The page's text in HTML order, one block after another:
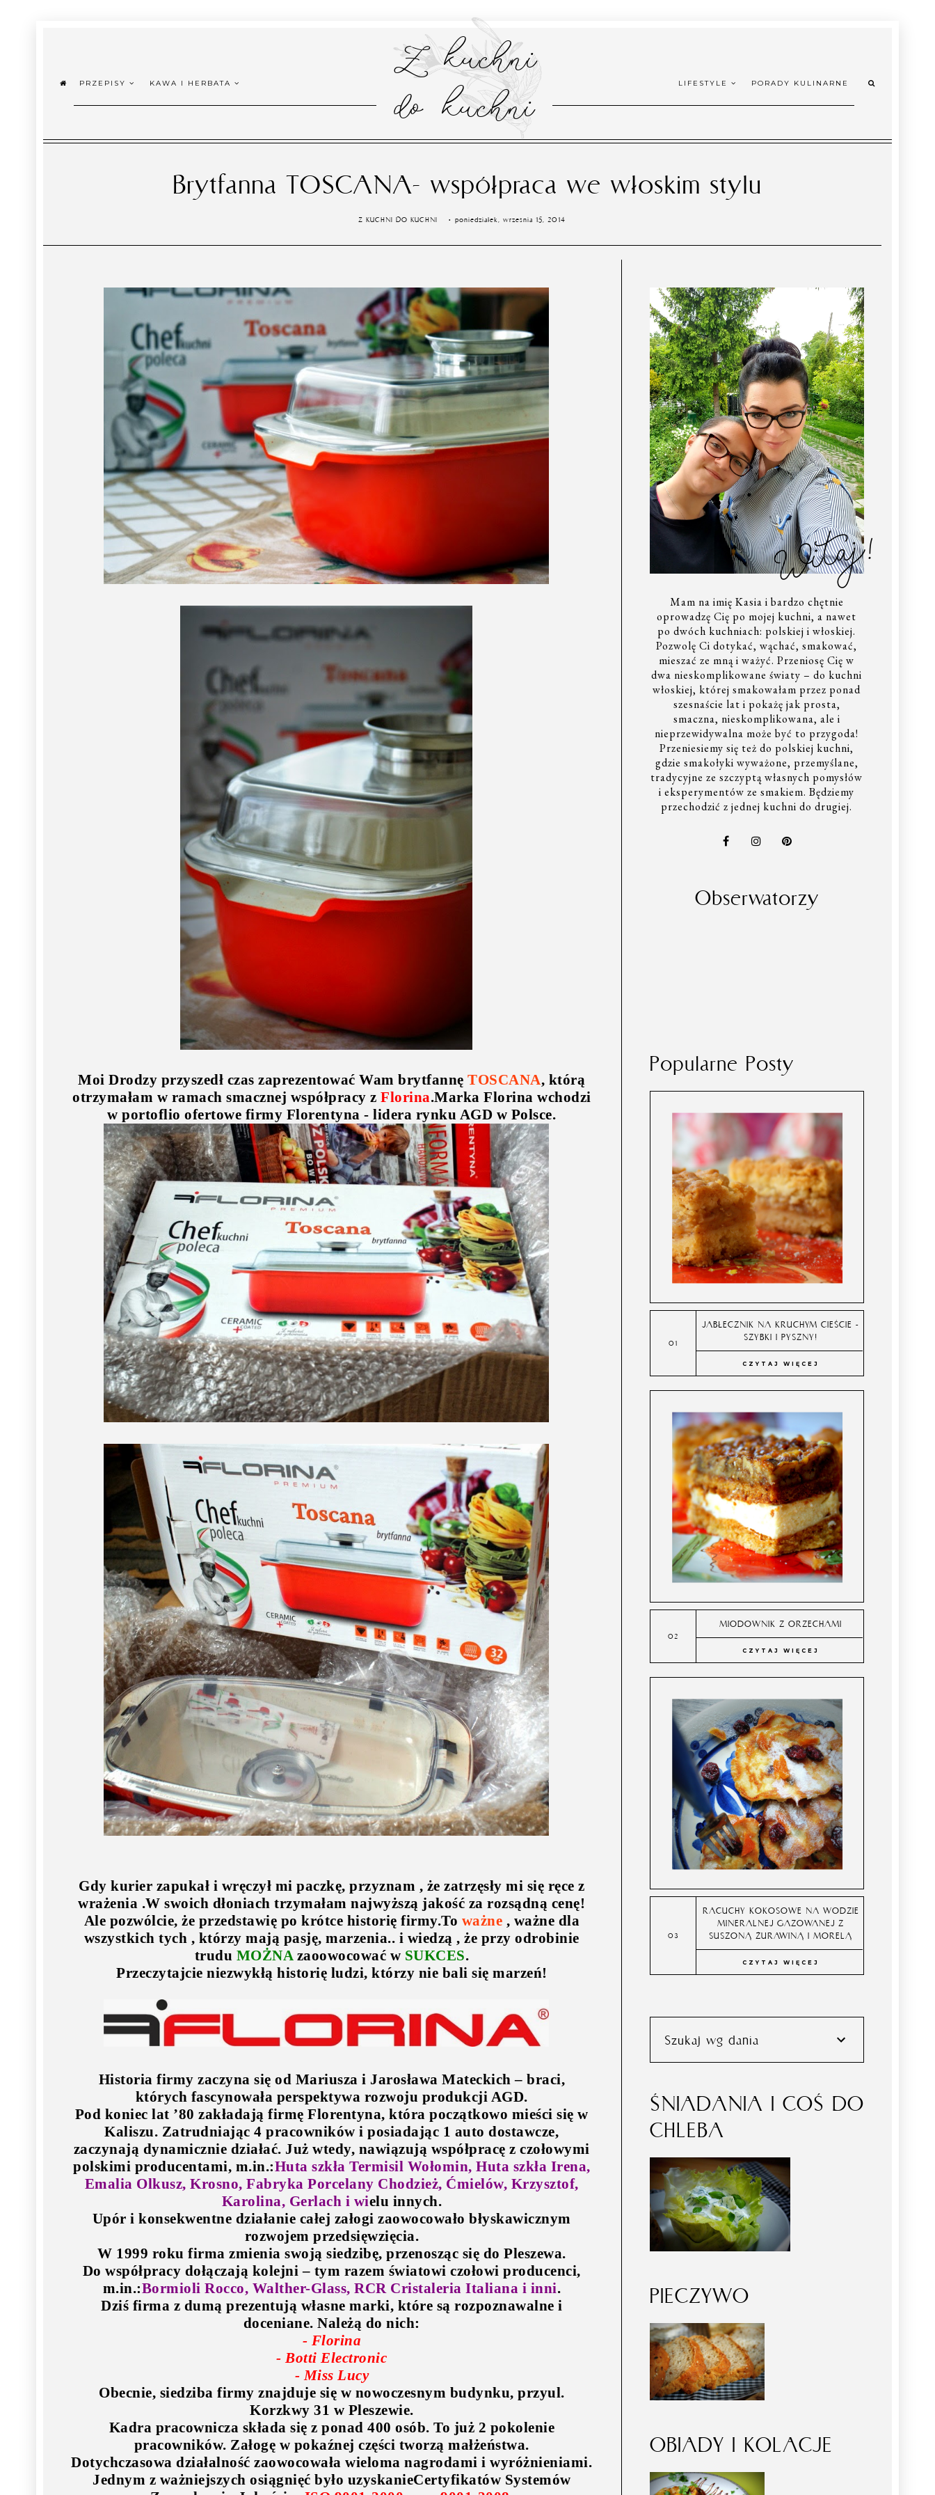
PRZEPISY KAWA I HERBATA
Z kuchni
do kuchni
LIFESTYLE PORADY KULINARNE
Brytfanna TOSCANA- współpraca we włoskim stylu
Z KUCHNI DO KUCHNI poniedziałek, września 15, 2014
Moi Drodzy przyszedł czas zaprezentować Wam brytfannęTOSCANA, którą
otrzymałam w ramach smacznej współpracy zFlorina.Marka Florina wchodzi
w portoflio ofertowe firmy Florentyna - lidera rynku AGD w Polsce.
Gdy kurier zapukał i wręczył mi paczkę, przyznam , że zatrzęsły mi się ręce z
wrażenia .W swoich dłoniach trzymałam najwyższą jakość za rozsądną cenę!
Ale pozwólcie, że przedstawię po krótce historię firmy.To ważne , ważne dla
wszystkich tych , którzy mają pasję, marzenia.. i wiedzą , że przy odrobinie
trudu MOŻNAzaoowocować w SUKCES.
Przeczytajcie niezwykłą historię ludzi, którzy nie bali się marzeń!
Historia firmy zaczyna się od Mariusza i Jarosława Mateckich – braci,
których fascynowała perspektywa rozwoju produkcji AGD.
Pod koniec lat ’80 zakładają firmę Florentyna, która początkowo mieści się w
Kaliszu. Zatrudniając 4 pracowników i posiadając 1 auto dostawcze,
zaczynają dynamicznie działać. Już wtedy, nawiązują współpracę z czołowymi
polskimi producentami, m.in.:Huta szkła Termisil Wołomin, Huta szkła Irena,
Emalia Olkusz, Krosno, Fabryka Porcelany Chodzież, Ćmielów, Krzysztof,
Karolina, Gerlach i wielu innych.
Upór i konsekwentne działanie całej załogi zaowocowało błyskawicznym
rozwojem przedsięwzięcia.
W 1999 roku firma zmienia swoją siedzibę, przenosząc się do Pleszewa.
Do współpracy dołączają kolejni – tym razem światowi czołowi producenci,
m.in.:Bormioli Rocco, Walther-Glass, RCR Cristaleria Italiana i inni.
Dziś firma z dumą prezentują własne marki, które są rozpoznawalne i
doceniane. Należą do nich:
- Florina
- Botti Electronic
- Miss Lucy
Obecnie, siedziba firmy znajduje się w nowoczesnym budynku, przyul.
Korzkwy 31 w Pleszewie.
Kadra pracownicza składa się z ponad400osób. To już 2 pokolenie
pracowników. Załogę w pokaźnej części tworzą małżeństwa.
Dotychczasowa działalność zaowocowała wieloma nagrodami i wyróżnieniami.
Jednym z ważniejszych osiągnięć było uzyskanieCertyfikatów Systemów
Witaj!
Mam na imię Kasia i bardzo chętnie
oprowadzę Cię po mojej kuchni, a nawet
po dwóch kuchniach: polskiej i włoskiej.
Pozwolę Ci dotykać, wąchać, smakować,
mieszać ze mną i ważyć. Przeniosę Cię w
dwa nieskomplikowane światy – do kuchni
włoskiej, której smakowałam przez ponad
szesnaście lat i pokażę jak prosta,
smaczna, nieskomplikowana, ale i
nieprzewidywalna może być to przygoda!
Przeniesiemy się też do polskiej kuchni,
gdzie smakołyki wyważone, przemyślane,
tradycyjne ze szczyptą własnych pomysłów
i eksperymentów ze smakiem. Będziemy
przechodzić z jednej kuchni do drugiej.
Obserwatorzy
Popularne Posty
JABŁECZNIK NA KRUCHYM CIEŚCIE -
SZYBKI I PYSZNY!
CZYTAJ WIĘCEJ
MIODOWNIK Z ORZECHAMI
CZYTAJ WIĘCEJ
RACUCHY KOKOSOWE NA WODZIE
MINERALNEJ GAZOWANEJ Z
SUSZONĄ ŻURAWINĄ I MORELĄ
CZYTAJ WIĘCEJ
Szukaj wg dania
ŚNIADANIA I COŚ DO
CHLEBA
PIECZYWO
OBIADY I KOLACJE